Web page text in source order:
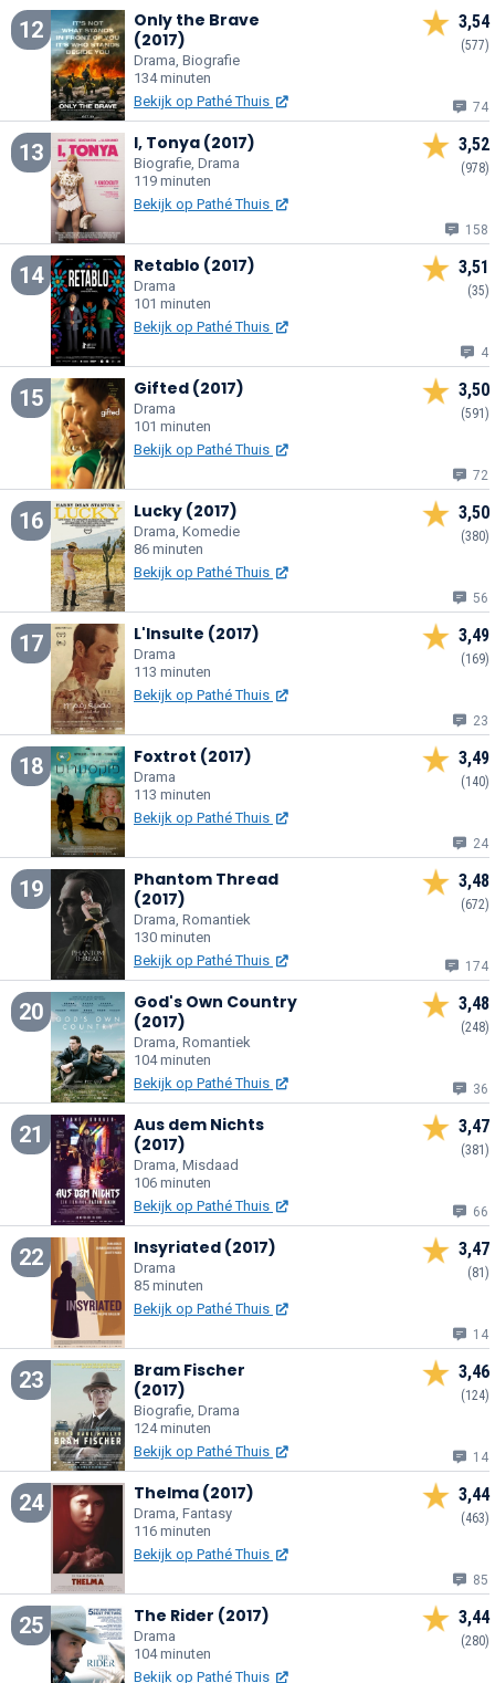
12
Only the Brave
(2017)
Drama, Biografie
134 minuten
Bekijk op Pathé Thuis
3,54
(577)
74
13 I, Tonya (2017)
Biografie, Drama
119 minuten
Bekijk op Pathé Thuis
3,52
(978)
158
14 Retablo (2017)
Drama
101 minuten
Bekijk op Pathé Thuis
3,51
(35)
4
15 Gifted (2017)
Drama
101 minuten
Bekijk op Pathé Thuis
3,50
(591)
72
16 Lucky (2017)
Drama, Komedie
86 minuten
Bekijk op Pathé Thuis
3,50
(380)
56
17 L'Insulte (2017)
Drama
113 minuten
Bekijk op Pathé Thuis
3,49
(169)
23
18 Foxtrot (2017)
Drama
113 minuten
Bekijk op Pathé Thuis
3,49
(140)
24
19
Phantom Thread
(2017)
Drama, Romantiek
130 minuten
Bekijk op Pathé Thuis
3,48
(672)
174
20
God's Own Country
(2017)
Drama, Romantiek
104 minuten
Bekijk op Pathé Thuis
3,48
(248)
36
21
Aus dem Nichts
(2017)
Drama, Misdaad
106 minuten
Bekijk op Pathé Thuis
3,47
(381)
66
22 Insyriated (2017)
Drama
85 minuten
Bekijk op Pathé Thuis
3,47
(81)
14
23
Bram Fischer
(2017)
Biografie, Drama
124 minuten
Bekijk op Pathé Thuis
3,46
(124)
14
24 Thelma (2017)
Drama, Fantasy
116 minuten
Bekijk op Pathé Thuis
3,44
(463)
85
25 The Rider (2017)
Drama
104 minuten
Bekijk op Pathé Thuis
3,44
(280)